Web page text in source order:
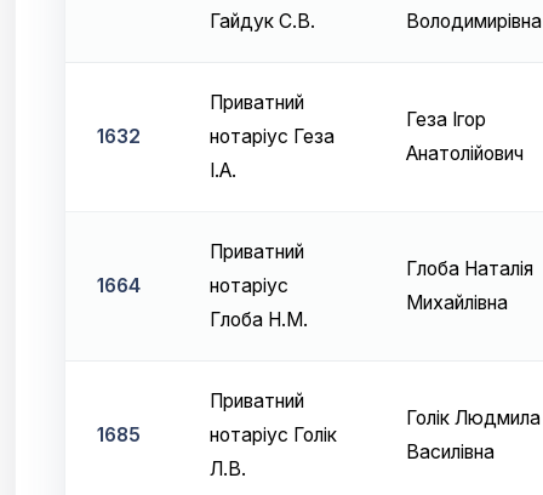
Гайдук С.В.
Володимирівна
1632
Приватний
нотаріус Геза
І.А.
Геза Ігор
Анатолійович
1664
Приватний
нотаріус
Глоба Н.М.
Глоба Наталія
Михайлівна
1685
Приватний
нотаріус Голік
Л.В.
Голік Людмила
Василівна